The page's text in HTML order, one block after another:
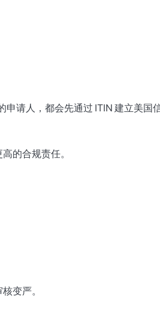
申请人，都会先通过 ITIN 建立美国
的合规责任。
变严。